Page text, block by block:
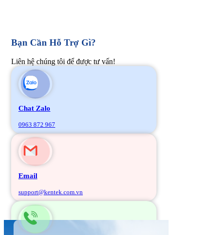
Bạn Cần Hỗ Trợ Gì?
Liên hệ chúng tôi để được tư vấn!
Chat Zalo
0963 872 967
Email
support@kentek.com.vn